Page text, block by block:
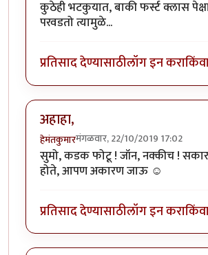
कुठेही भटकुयात, बाकी फर्स्ट क्लास
परवडतो त्यामुळे...
प्रतिसाद देण्यासाठीलॉग इन करा
अहाहा,
हेमंतकुमारमंगळवार, 22/10/2019 17:02
सुमो, कडक फोटू ! जॉन, नक्कीच !
होते, आपण अकारण जाऊ ☺️
प्रतिसाद देण्यासाठीलॉग इन करा